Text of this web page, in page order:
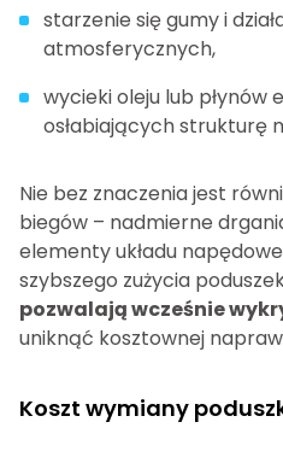
starzenie się gumy i
atmosferycznych,
wycieki oleju lub płynów
osłabiających strukturę
Nie bez znaczenia jest
biegów – nadmierne
elementy układu
szybszego zużycia
pozwalają wcześnie
uniknąć kosztownej
Koszt wymiany